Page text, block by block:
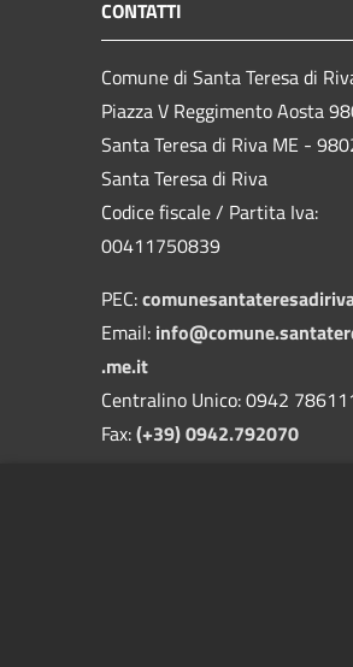
CONTATTI
Comune di Santa Teresa di
Piazza V Reggimento Aosta
Santa Teresa di Riva ME -
Santa Teresa di Riva
Codice fiscale / Partita Iva:
00411750839
PEC:
Email:
.me.it
Centralino Unico: 0942
Fax:(+39) 0942.792070